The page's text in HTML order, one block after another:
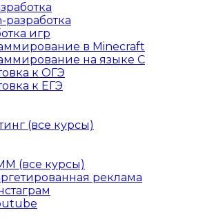
разработка
игр
в Minecraft
на языке C
к ОГЭ
к ЕГЭ
(все курсы)
(все курсы)
реклама